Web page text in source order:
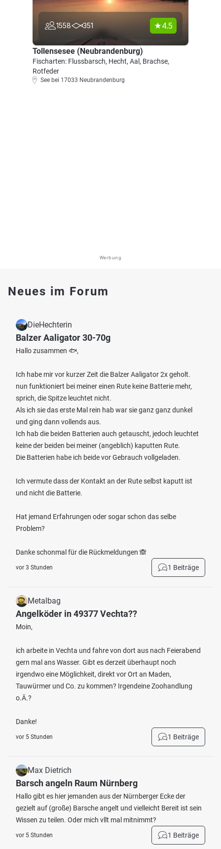
1558 351 4.5
Tollensesee (Neubrandenburg)
Fischarten: Flussbarsch, Hecht, Aal, Brachse,
Rotfeder
See bei 17033 Neubrandenburg
Werbung
Neues im Forum
DieHechterin
Balzer Aaligator 30-70g
Hallo zusammen 🐟,
Ich habe mir vor kurzer Zeit die Balzer Aaligator 2x geholt.
nun funktioniert bei meiner einen Rute keine Batterie mehr,
sprich, die Spitze leuchtet nicht.
Als ich sie das erste Mal rein hab war sie ganz ganz dunkel
und ging dann vollends aus.
Ich hab die beiden Batterien auch getauscht, jedoch leuchtet
keine der beiden bei meiner (angeblich) kaputten Rute.
Die Batterien habe ich beide vor Gebrauch vollgeladen.
Ich vermute dass der Kontakt an der Rute selbst kaputt ist
und nicht die Batterie.
Hat jemand Erfahrungen oder sogar schon das selbe
Problem?
Danke schonmal für die Rückmeldungen 🙈
vor 3 Stunden 1 Beiträge
Metalbag
Angelköder in 49377 Vechta??
Moin,
ich arbeite in Vechta und fahre von dort aus nach Feierabend
gern mal ans Wasser. Gibt es derzeit überhaupt noch
irgendwo eine Möglichkeit, direkt vor Ort an Maden,
Tauwürmer und Co. zu kommen? Irgendeine Zoohandlung
o.Ä.?
Danke!
vor 5 Stunden 1 Beiträge
Max Dietrich
Barsch angeln Raum Nürnberg
Hallo gibt es hier jemanden aus der Nürnberger Ecke der
gezielt auf (große) Barsche angelt und vielleicht Bereit ist sein
Wissen zu teilen. Oder mich vllt mal mitnimmt?
vor 5 Stunden 1 Beiträge